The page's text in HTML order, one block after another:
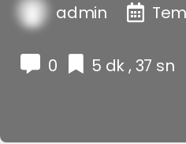
admin
0 5 dk , 37 sn